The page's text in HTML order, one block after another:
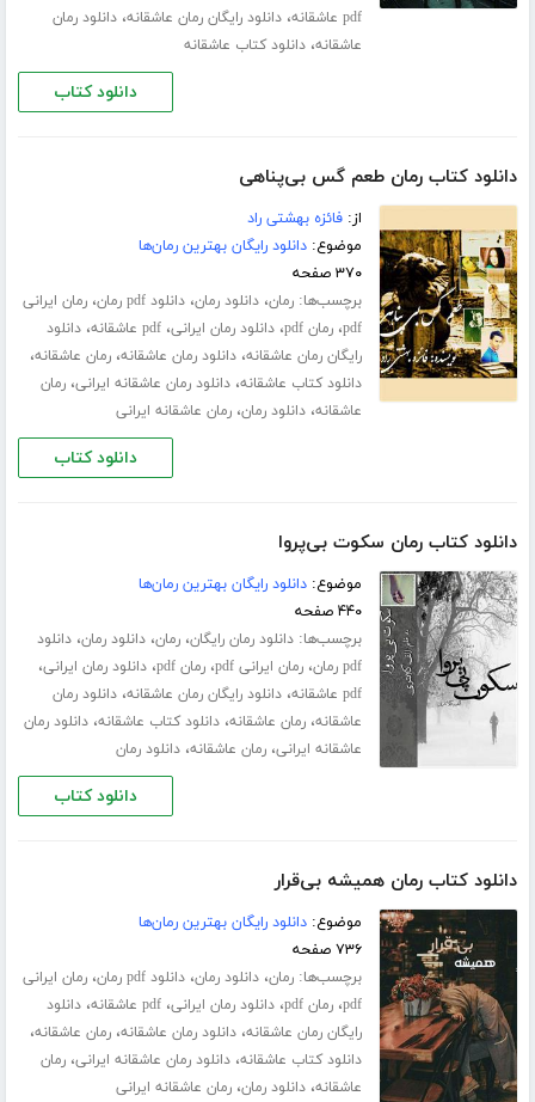
pdf عاشقانه ،دانلود رایگان رمان عاشقانه،دانلود رمان
عاشقانه،دانلود کتاب عاشقانه
دانلود کتاب
دانلود کتاب رمان طعم گس بی‌پناهی
از:فائزه بهشتی راد
موضوع:دانلود رایگان بهترین رمان‌ها
۳۷۰ صفحه
برچسب‌ها:رمان،دانلود رمان،دانلود pdf رمان ،رمان ایرانی
pdf،رمان pdf ،دانلود رمان ایرانی،pdf عاشقانه ،دانلود
رایگان رمان عاشقانه،دانلود رمان عاشقانه،رمان عاشقانه،
دانلود کتاب عاشقانه،دانلود رمان عاشقانه ایرانی،رمان
عاشقانه،دانلود رمان،رمان عاشقانه ایرانی
دانلود کتاب
دانلود کتاب رمان سکوت بی‌پروا
موضوع:دانلود رایگان بهترین رمان‌ها
۴۴۰ صفحه
برچسب‌ها:دانلود رمان رایگان،رمان،دانلود رمان،دانلود
pdf رمان
،رمان ایرانی pdf ،رمان pdf ،دانلود رمان ایرانی،
pdf عاشقانه ،دانلود رایگان رمان عاشقانه،دانلود رمان
عاشقانه،رمان عاشقانه،دانلود کتاب عاشقانه،دانلود رمان
عاشقانه ایرانی،رمان عاشقانه،دانلود رمان
دانلود کتاب
دانلود کتاب رمان همیشه بی‌قرار
موضوع:دانلود رایگان بهترین رمان‌ها
۷۳۶ صفحه
برچسب‌ها:رمان،دانلود رمان،دانلود pdf رمان ،رمان ایرانی
pdf،رمان pdf ،دانلود رمان ایرانی،pdf عاشقانه ،دانلود
رایگان رمان عاشقانه،دانلود رمان عاشقانه،رمان عاشقانه،
دانلود کتاب عاشقانه،دانلود رمان عاشقانه ایرانی،رمان
عاشقانه،دانلود رمان،رمان عاشقانه ایرانی